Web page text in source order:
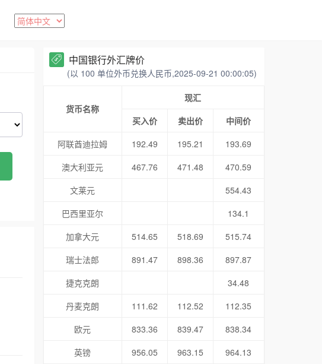
中国银行外汇牌价
(以 100 单位外币兑换人民币,2025-09-21 00:00:05)
货币名称
现汇
买入价
卖出价
中间价
阿联酋迪拉姆
192.49 195.21
193.69
澳大利亚元
467.76 471.48
470.59
文莱元
554.43
巴西里亚尔
134.1
加拿大元
514.65 518.69
515.74
瑞士法郎
891.47 898.36
897.87
捷克克朗
34.48
丹麦克朗
111.62 112.52
112.35
欧元
833.36 839.47
838.34
英镑
956.05 963.15
964.13